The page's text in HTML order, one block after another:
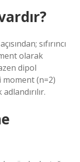
sıfırıncı
olarak
dipol
moment (n=2)